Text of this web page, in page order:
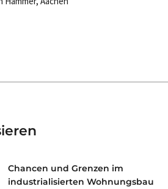
Chancen und Grenzen im
industrialisierten Wohnungsbau